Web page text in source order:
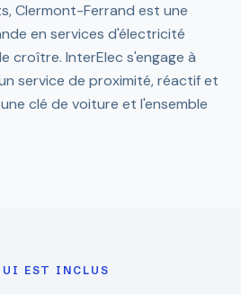
Clermont-Ferrand est une
en services d'électricité
croître. InterElec s'engage à
service de proximité, réactif et
clé de voiture et l'ensemble
EST INCLUS